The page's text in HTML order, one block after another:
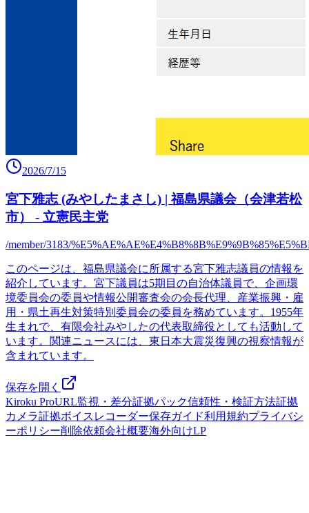
2026/7/15
宮下雅志 (みやしたまさし) | 福島県議会（会津若松
市） - 立憲民主党
/member/3183/
このページは、福島県議会に所属する宮下雅志議員の情報を
紹介しています。宮下議員は5期目の自治体議員で、企画環
境委員会の委員や情報公開審査会の会長代理、産業振興・雇
用・県土再生対策特別委員会の委員を務めています。1955年
生まれで、有限会社みやしたの代表取締役としても活動して
います。関連ニュースには、東日本大震災復興の視察情報が
含まれています。
保存を開く
Kiroku ProURL監視・差分証拠パック信頼性・検証方法証拠
カメラ証拠ボイスレコーダー保存ガイド利用規約プライバシ
ーポリシー削除依頼会社概要海外向けLP